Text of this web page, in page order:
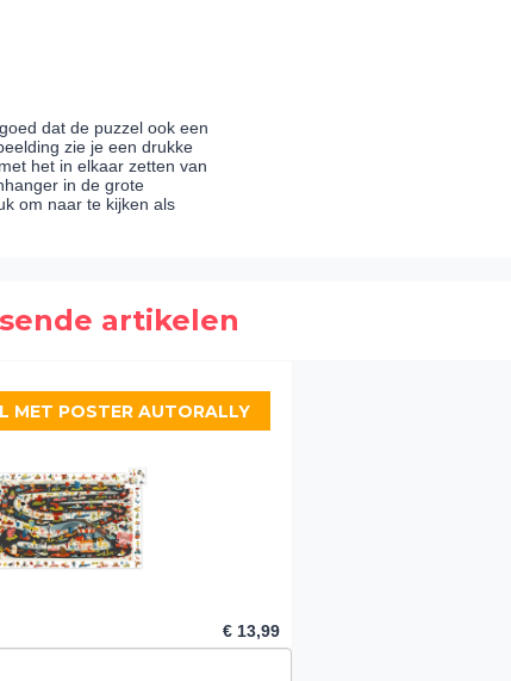
dat de puzzel ook een
zie je een drukke
het in elkaar zetten van
in de grote
om naar te kijken als
artikelen
MET POSTER AUTORALLY
€ 13,99